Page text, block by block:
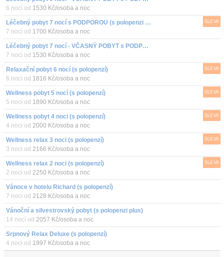
6 nocí od 1530 Kč/osoba a noc
Léčebný pobyt 7 nocí s PODPOROU (s polopenzi plus)
7 nocí od 1700 Kč/osoba a noc
SLEVA
Léčebný pobyt 7 nocí - VČASNÝ POBYT s PODPOROU (s polopenzi plus)
7 nocí od 1530 Kč/osoba a noc
Relaxační pobyt 6 nocí (s polopenzí)
6 nocí od 1816 Kč/osoba a noc
SLEVA
Wellness pobyt 5 nocí (s polopenzí)
5 nocí od 1890 Kč/osoba a noc
SLEVA
Wellness pobyt 4 noci (s polopenzí)
4 noci od 2000 Kč/osoba a noc
SLEVA
Wellness relax 3 noci (s polopenzí)
3 noci od 2166 Kč/osoba a noc
SLEVA
Wellness relax 2 noci (s polopenzí)
2 noci od 2250 Kč/osoba a noc
SLEVA
Vánoce v hotelu Richard (s polopenzí)
7 nocí od 2128 Kč/osoba a noc
Vánoční a silvestrovský pobyt (s polopenzi plus)
14 nocí od 2057 Kč/osoba a noc
Srpnový Relax Deluxe (s polopenzí)
4 noci od 1997 Kč/osoba a noc